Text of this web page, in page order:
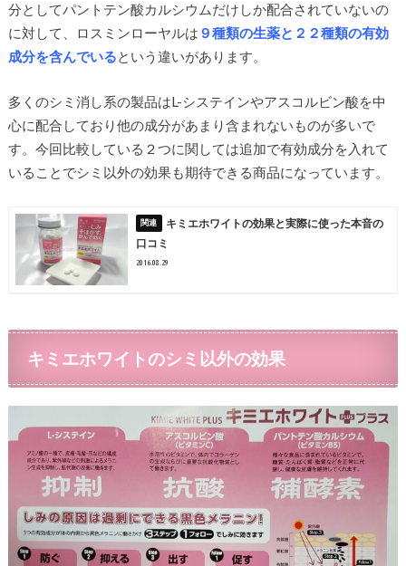
分としてパントテン酸カルシウムだけしか配合されていないの
に対して、ロスミンローヤルは ９種類の生薬と２２種類の有効
成分を含んでいるという違いがあります。
多くのシミ消し系の製品はL-システインやアスコルビン酸を中
心に配合しており他の成分があまり含まれないものが多いで
す。今回比較している２つに関しては追加で有効成分を入れて
いることでシミ以外の効果も期待できる商品になっています。
キミエホワイトの効果と実際に使った本音の
口コミ
2016.08.29
キミエホワイトのシミ以外の効果